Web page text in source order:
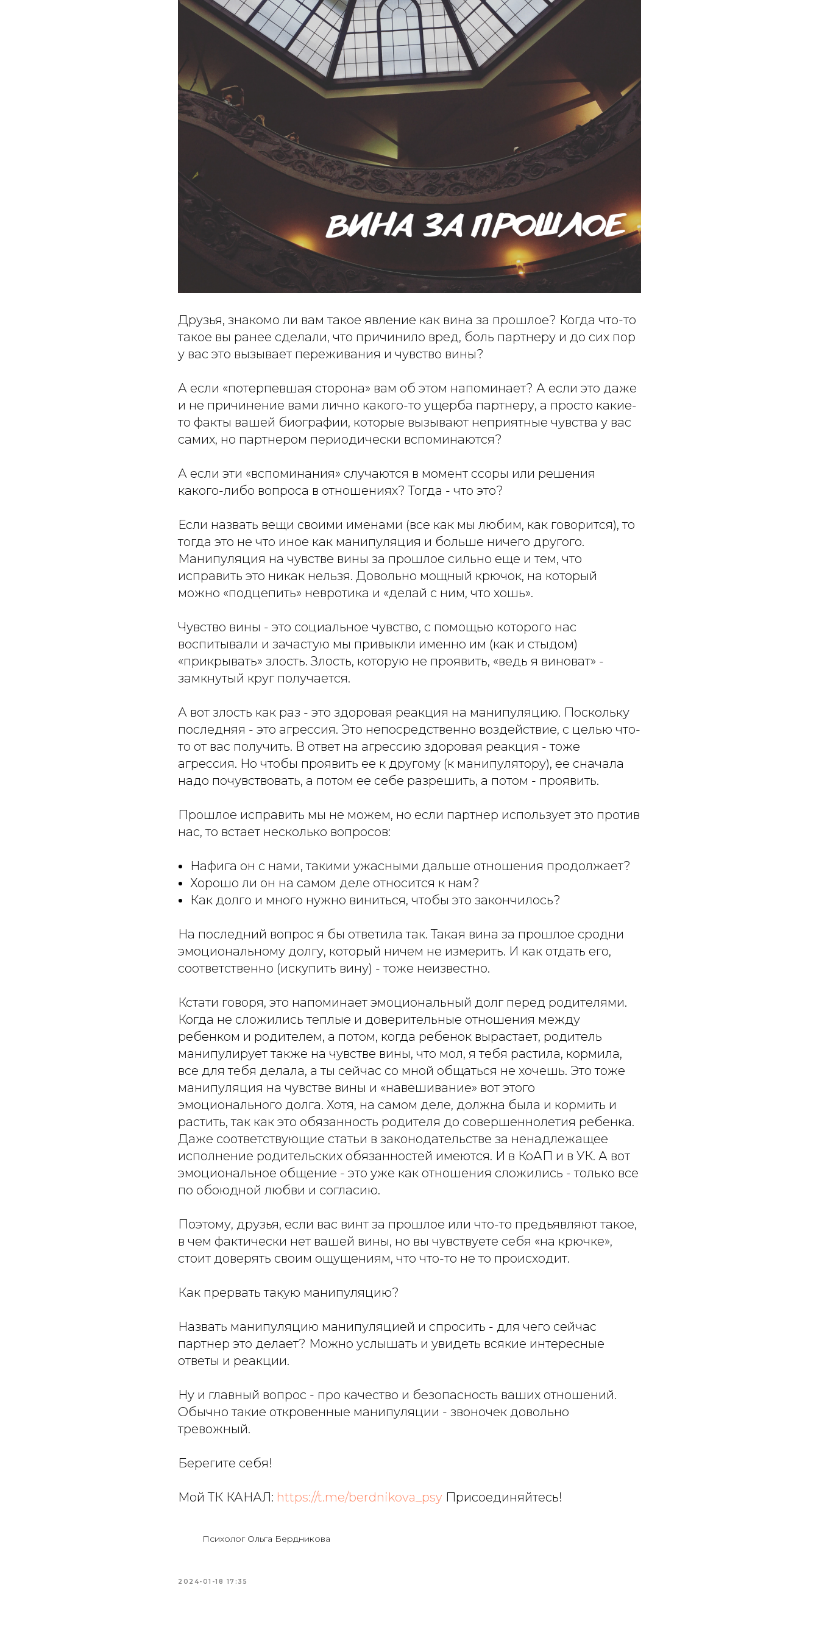
Друзья, знакомо ли вам такое явление как вина за прошлое? Когда что-то
такое вы ранее сделали, что причинило вред, боль партнеру и до сих пор
у вас это вызывает переживания и чувство вины?
А если «потерпевшая сторона» вам об этом напоминает? А если это даже
и не причинение вами лично какого-то ущерба партнеру, а просто какие-
то факты вашей биографии, которые вызывают неприятные чувства у вас
самих, но партнером периодически вспоминаются?
А если эти «вспоминания» случаются в момент ссоры или решения
какого-либо вопроса в отношениях? Тогда - что это?
Если назвать вещи своими именами (все как мы любим, как говорится), то
тогда это не что иное как манипуляция и больше ничего другого.
Манипуляция на чувстве вины за прошлое сильно еще и тем, что
исправить это никак нельзя. Довольно мощный крючок, на который
можно «подцепить» невротика и «делай с ним, что хошь».
Чувство вины - это социальное чувство, с помощью которого нас
воспитывали и зачастую мы привыкли именно им (как и стыдом)
«прикрывать» злость. Злость, которую не проявить, «ведь я виноват» -
замкнутый круг получается.
А вот злость как раз - это здоровая реакция на манипуляцию. Поскольку
последняя - это агрессия. Это непосредственно воздействие, с целью что-
то от вас получить. В ответ на агрессию здоровая реакция - тоже
агрессия. Но чтобы проявить ее к другому (к манипулятору), ее сначала
надо почувствовать, а потом ее себе разрешить, а потом - проявить.
Прошлое исправить мы не можем, но если партнер использует это против
нас, то встает несколько вопросов:
Нафига он с нами, такими ужасными дальше отношения продолжает?
Хорошо ли он на самом деле относится к нам?
Как долго и много нужно виниться, чтобы это закончилось?
На последний вопрос я бы ответила так. Такая вина за прошлое сродни
эмоциональному долгу, который ничем не измерить. И как отдать его,
соответственно (искупить вину) - тоже неизвестно.
Кстати говоря, это напоминает эмоциональный долг перед родителями.
Когда не сложились теплые и доверительные отношения между
ребенком и родителем, а потом, когда ребенок вырастает, родитель
манипулирует также на чувстве вины, что мол, я тебя растила, кормила,
все для тебя делала, а ты сейчас со мной общаться не хочешь. Это тоже
манипуляция на чувстве вины и «навешивание» вот этого
эмоционального долга. Хотя, на самом деле, должна была и кормить и
растить, так как это обязанность родителя до совершеннолетия ребенка.
Даже соответствующие статьи в законодательстве за ненадлежащее
исполнение родительских обязанностей имеются. И в КоАП и в УК. А вот
эмоциональное общение - это уже как отношения сложились - только все
по обоюдной любви и согласию.
Поэтому, друзья, если вас винт за прошлое или что-то предьявляют такое,
в чем фактически нет вашей вины, но вы чувствуете себя «на крючке»,
стоит доверять своим ощущениям, что что-то не то происходит.
Как прервать такую манипуляцию?
Назвать манипуляцию манипуляцией и спросить - для чего сейчас
партнер это делает? Можно услышать и увидеть всякие интересные
ответы и реакции.
Ну и главный вопрос - про качество и безопасность ваших отношений.
Обычно такие откровенные манипуляции - звоночек довольно
тревожный.
Берегите себя!
Мой ТК КАНАЛ: https://t.me/berdnikova_psy Присоединяйтесь!
Психолог Ольга Бердникова
2024-01-18 17:35